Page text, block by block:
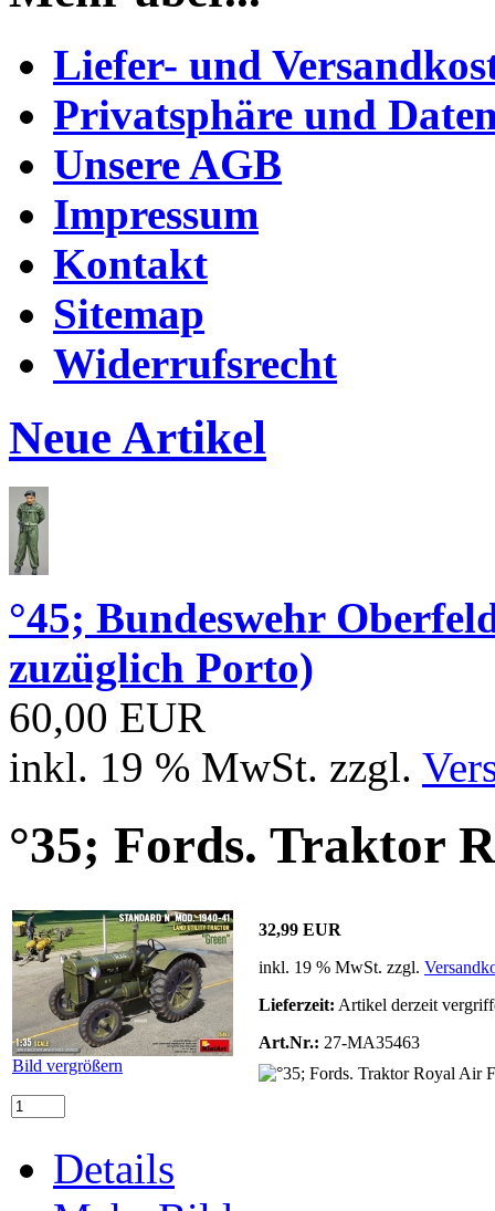
Liefer- und
Privatsphäre und
Unsere AGB
Impressum
Kontakt
Sitemap
Widerrufsrecht
Neue Artikel
°45; Bundeswehr
zuzüglich Porto)
60,00 EUR
inkl. 19 % MwSt. zzgl.
°35; Fords. Traktor
Bild vergrößern
32,99 EUR
inkl. 19 % MwSt. zzgl.
Lieferzeit: Artikel derzeit
Art.Nr.: 27-MA35463
Details